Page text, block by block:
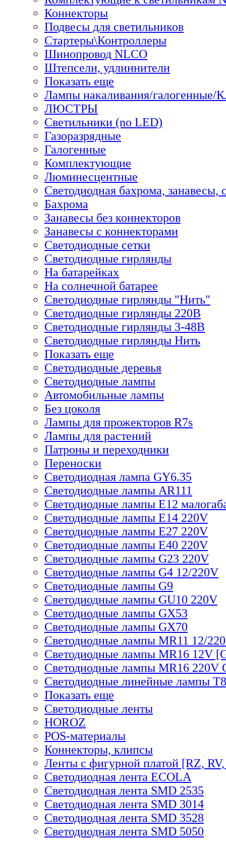
Коннекторы
Подвесы для светильников
Стартеры\Контроллеры
Шинопровод NLCO
Штепсели, удлиннители
Показать еще
Лампы накаливания/галогенные/
ЛЮСТРЫ
Светильники (no LED)
Газоразрядные
Галогенные
Комплектующие
Люминесцентные
Светодиодная бахрома, занавесы,
Бахрома
Занавесы без коннекторов
Занавесы с коннекторами
Светодиодные сетки
Светодиодные гирлянды
На батарейках
На солнечной батарее
Светодиодные гирлянды "Нить"
Светодиодные гирлянды 220В
Светодиодные гирлянды 3-48В
Светодиодные гирлянды Нить
Показать еще
Светодиодные деревья
Светодиодные лампы
Автомобильные лампы
Без цоколя
Лампы для прожекторов R7s
Лампы для растений
Патроны и переходники
Переноски
Светодиодная лампа GY6.35
Светодиодные лампы AR111
Светодиодные лампы E12
Светодиодные лампы E14 220V
Светодиодные лампы E27 220V
Светодиодные лампы E40 220V
Светодиодные лампы G23 220V
Светодиодные лампы G4 12/220V
Светодиодные лампы G9
Светодиодные лампы GU10 220V
Светодиодные лампы GX53
Светодиодные лампы GX70
Светодиодные лампы MR11 12/
Светодиодные лампы MR16 12V
Светодиодные лампы MR16 220V
Светодиодные линейные лампы T8
Показать еще
Светодиодные ленты
HOROZ
POS-материалы
Коннекторы, клипсы
Ленты с фигурной платой [RZ,
Светодиодная лента ECOLA
Светодиодная лента SMD 2535
Светодиодная лента SMD 3014
Светодиодная лента SMD 3528
Светодиодная лента SMD 5050